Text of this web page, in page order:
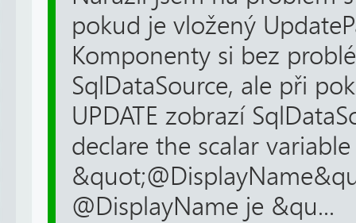
pokud je vložený
Komponenty si bez
SqlDataSource, ale při
UPDATE zobrazí
declare the scalar variable
@DisplayName je &qu...